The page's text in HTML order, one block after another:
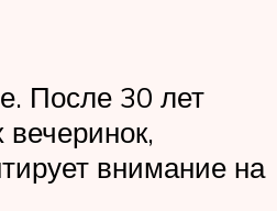
После 30 лет
внимание на